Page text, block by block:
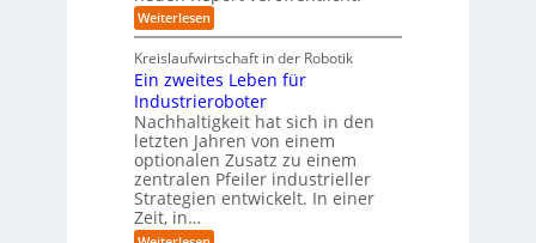
w
a
s
b
e
i
i
c
h
t
-
e
u
r
o
p
i
n
t
i
e
r
u
n
g
A
I
n
S
A
P
:
W
i
e
s
u
Weiterlesen:
T
e
n
d
A
I
-
R
e
p
r
Kreislaufwirtschaft in der Robotik
Ein zweites Leben für
Industrieroboter
Nachhaltigkeit hat sich in den
letzten Jahren von einem
optionalen Zusatz zu einem
zentralen Pfeiler industrieller
Strategien entwickelt. In einer
Zeit, in…